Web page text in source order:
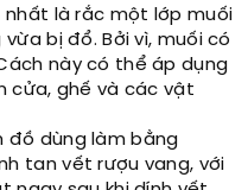
là rắc một lớp muối
bị đổ. Bởi vì, muối có
này có thể áp dụng
cửa, ghế và các vật
đồ dùng làm bằng
tan vết rượu vang, với